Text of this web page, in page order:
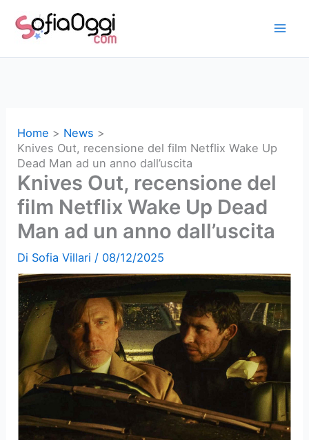
Home
News
Knives Out, recensione del film Netflix Wake Up
Dead Man ad un anno dall’uscita
Knives Out, recensione del
film Netflix Wake Up Dead
Man ad un anno dall’uscita
Di Sofia Villari / 08/12/2025